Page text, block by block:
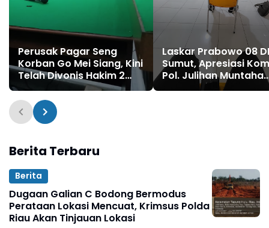
Perusak Pagar Seng
Korban Go Mei Siang, Kini
Telah Divonis Hakim 2
Tahun Penjara
Laskar Prabowo 08
Sumut, Apresiasi
Pol. Julihan Muntaha
Selama Menjabat di
Berita Terbaru
Berita
Dugaan Galian C Bodong Bermodus
Perataan Lokasi Mencuat, Krimsus Polda
Riau Akan Tinjauan Lokasi